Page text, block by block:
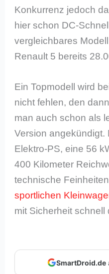
Konkurrenz jedoch
hier schon DC-
vergleichbares
Renault 5 bereits
Ein Topmodell wird
nicht fehlen, den
man auch schon als
Version angekündigt.
Elektro-PS, eine 56
400 Kilometer
technische
sportlichen
mit Sicherheit schnell
SmartDroid.de